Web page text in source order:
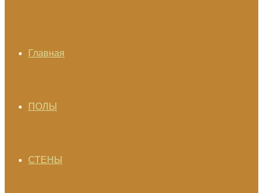
Главная
ПОЛЫ
СТЕНЫ